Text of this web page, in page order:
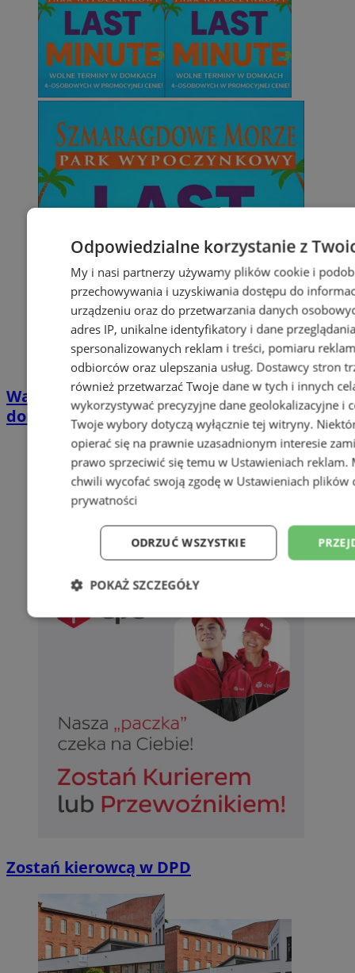
Wakacyjny wypoczynek nad Bałtykiem w
domkach Szmaragdowe Morze
Zostań kierowcą w DPD
Odpowiedzialne korzystanie z
My i nasi partnerzy używamy plików cookie i
przechowywania i uzyskiwania dostępu do
urządzeniu oraz do przetwarzania danych
adres IP, unikalne identyfikatory i dane
spersonalizowanych reklam i treści, pomiaru
odbiorców oraz ulepszania usług. Dostawcy stron
również przetwarzać Twoje dane w tych i innych
wykorzystywać precyzyjne dane geolokalizacyjne i
Twoje wybory dotyczą wyłącznie tej witryny.
opierać się na prawnie uzasadnionym interesie
prawo sprzeciwić się temu w Ustawieniach reklam.
chwili wycofać swoją zgodę w Ustawieniach plików
prywatności
ODRZUĆ WSZYSTKIE
POKAŻ SZCZEGÓŁY
Niezbędne Wydajność
Niesklasyfikowane
Niezbędne Wydajność Targetowanie
Nazwa
SessID
QeSessID sosnowiecki.pl